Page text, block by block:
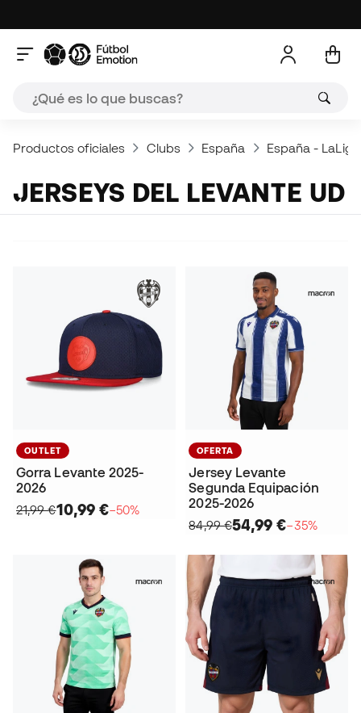
Productos oficiales Clubs España España -
JERSEYS DEL LEVANTE UD
OUTLET
Gorra Levante 2025-
2026
21,99 €10,99 €−50%
OFERTA
Jersey Levante
Segunda Equipación
2025-2026
84,99 €54,99 €−35%